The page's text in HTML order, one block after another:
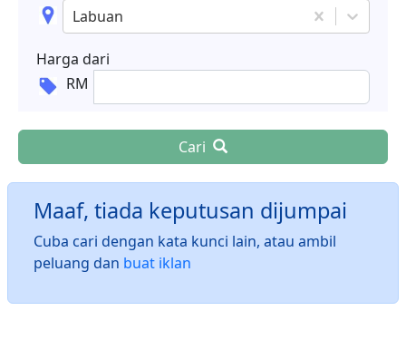
Labuan
Harga dari
RM
Cari
Maaf, tiada keputusan dijumpai
Cuba cari dengan kata kunci lain, atau ambil
peluang dan buat iklan